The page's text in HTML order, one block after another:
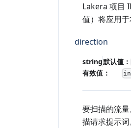
Lakera 项目
值）将应用
direction
string默认值：
有效值：
要扫描的流
描请求提示